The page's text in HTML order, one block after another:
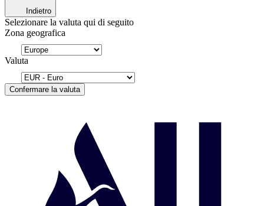
Indietro
Selezionare la valuta qui di seguito
Zona geografica
Valuta
Confermare la valuta